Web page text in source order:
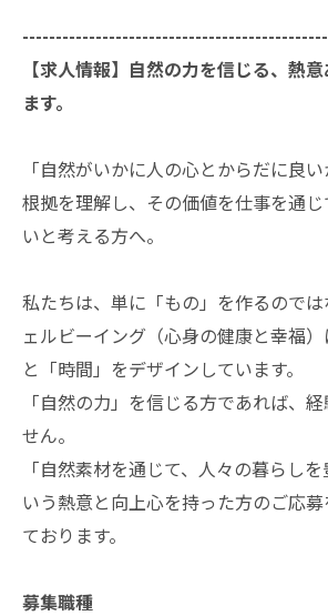
【求人情報】自然の力を信じる、熱
ます。
「自然がいかに人の心とからだに良
根拠を理解し、その価値を仕事を通
いと考える方へ。
私たちは、単に「もの」を作るので
ェルビーイング（心身の健康と幸福）
と「時間」をデザインしています。
「自然の力」を信じる方であれば、
せん。
「自然素材を通じて、人々の暮らし
いう熱意と向上心を持った方のご応
ております。
募集職種